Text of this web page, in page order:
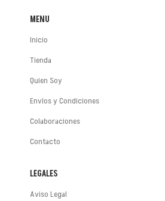
MENU
Inicio
Tienda
Quien Soy
Envíos y Condiciones
Colaboraciones
Contacto
LEGALES
Aviso Legal